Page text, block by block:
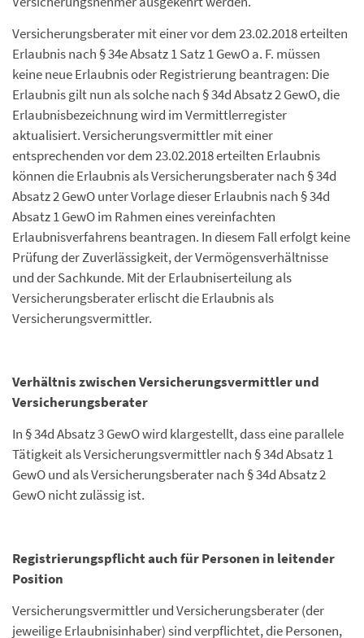
Versicherungsberater mit einer vor dem 23.02.2018 erteilten
Erlaubnis nach § 34e Absatz 1 Satz 1 GewO a. F. müssen
keine neue Erlaubnis oder Registrierung beantragen: Die
Erlaubnis gilt nun als solche nach § 34d Absatz 2 GewO, die
Erlaubnisbezeichnung wird im Vermittlerregister
aktualisiert. Versicherungsvermittler mit einer
entsprechenden vor dem 23.02.2018 erteilten Erlaubnis
können die Erlaubnis als Versicherungsberater nach § 34d
Absatz 2 GewO unter Vorlage dieser Erlaubnis nach § 34d
Absatz 1 GewO im Rahmen eines vereinfachten
Erlaubnisverfahrens beantragen. In diesem Fall erfolgt keine
Prüfung der Zuverlässigkeit, der Vermögensverhältnisse
und der Sachkunde. Mit der Erlaubniserteilung als
Versicherungsberater erlischt die Erlaubnis als
Versicherungsvermittler.
Verhältnis zwischen Versicherungsvermittler und
Versicherungsberater
In § 34d Absatz 3 GewO wird klargestellt, dass eine parallele
Tätigkeit als Versicherungsvermittler nach § 34d Absatz 1
GewO und als Versicherungsberater nach § 34d Absatz 2
GewO nicht zulässig ist.
Registrierungspflicht auch für Personen in leitender
Position
Versicherungsvermittler und Versicherungsberater (der
jeweilige Erlaubnisinhaber) sind verpflichtet, die Personen,